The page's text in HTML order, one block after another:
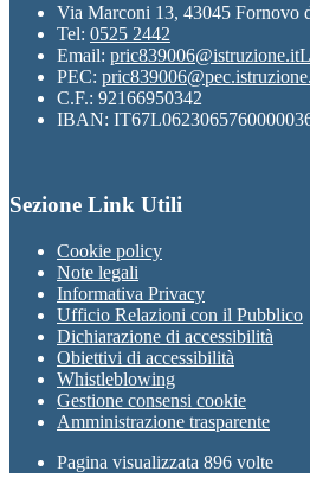
Via Marconi 13, 43045 Fornovo
Tel: 0525 2442
Email: pric839006@istruzione.it
PEC:
C.F.: 92166950342
IBAN:
Sezione Link Utili
Cookie policy
Note legali
Informativa Privacy
Ufficio Relazioni con il Pubblico
Dichiarazione di accessibilità
Obiettivi di accessibilità
Whistleblowing
Gestione consensi cookie
Amministrazione trasparente
Pagina visualizzata 896 volte